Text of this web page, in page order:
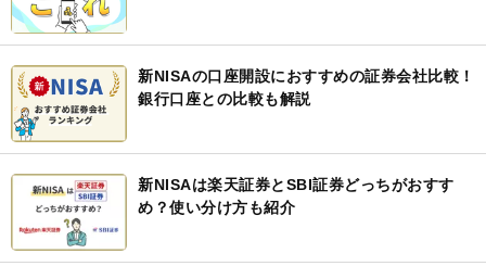
新NISAの口座開設におすすめの証券会社比較！
銀行口座との比較も解説
新NISAは楽天証券とSBI証券どっちがおすす
め？使い分け方も紹介